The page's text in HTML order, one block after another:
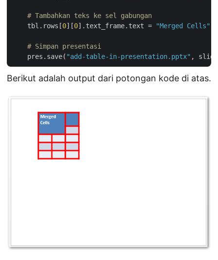
# Tambahkan teks ke sel gabungan
    tbl.rows[
0][0].text_frame.text = "Merged Cells"
# Simpan presentasi
    pres.save(
"add-table-in-presentation.pptx"
Berikut adalah output dari potongan kode di atas.